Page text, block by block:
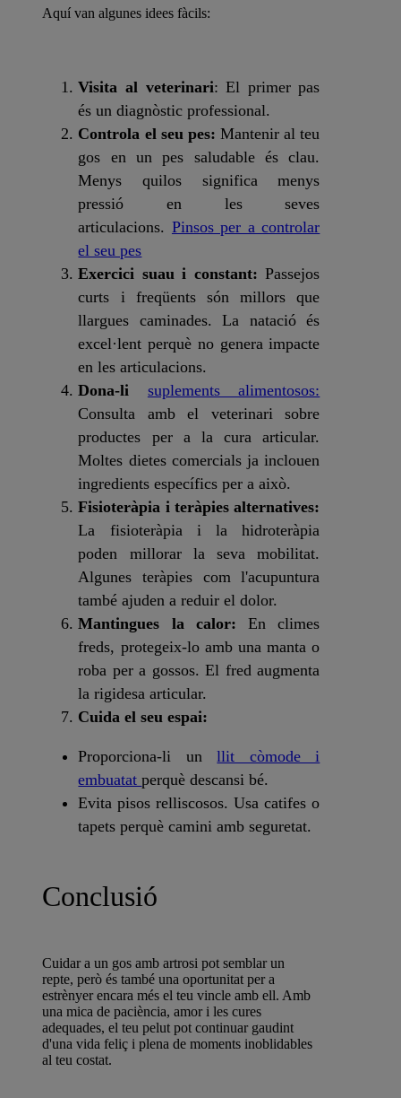
Aquí van algunes idees fàcils:
Visita al veterinari: El primer pas
és un diagnòstic professional.
Controla el seu pes: Mantenir al teu
gos en un pes saludable és clau.
Menys quilos significa menys
pressió en les seves
articulacions. Pinsos per a controlar
el seu pes
Exercici suau i constant: Passejos
curts i freqüents són millors que
llargues caminades. La natació és
excel·lent perquè no genera impacte
en les articulacions.
Dona-li suplements alimentosos:
Consulta amb el veterinari sobre
productes per a la cura articular.
Moltes dietes comercials ja inclouen
ingredients específics per a això.
Fisioteràpia i teràpies alternatives:
La fisioteràpia i la hidroteràpia
poden millorar la seva mobilitat.
Algunes teràpies com l'acupuntura
també ajuden a reduir el dolor.
Mantingues la calor: En climes
freds, protegeix-lo amb una manta o
roba per a gossos. El fred augmenta
la rigidesa articular.
Cuida el seu espai:
Proporciona-li unllit còmode i
embuatatperquè descansi bé.
Evita pisos relliscosos. Usa catifes o
tapets perquè camini amb seguretat.
Conclusió
Cuidar a un gos amb artrosi pot semblar un
repte, però és també una oportunitat per a
estrènyer encara més el teu vincle amb ell. Amb
una mica de paciència, amor i les cures
adequades, el teu pelut pot continuar gaudint
d'una vida feliç i plena de moments inoblidables
al teu costat.